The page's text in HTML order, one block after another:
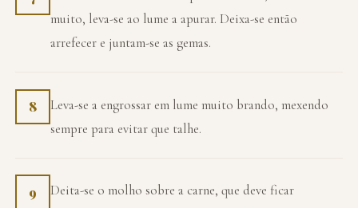
muito, leva-se ao lume a apurar. Deixa-se então
arrefecer e juntam-se as gemas.
8
Leva-se a engrossar em lume muito brando, mexendo
sempre para evitar que talhe.
9
Deita-se o molho sobre a carne, que deve ficar